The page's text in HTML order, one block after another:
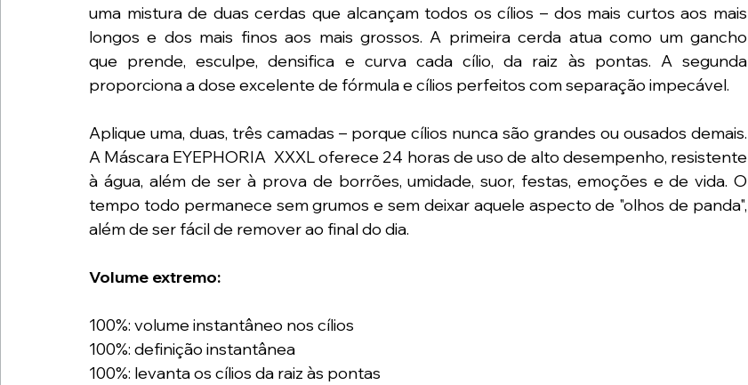
uma mistura de duas cerdas que alcançam todos os cílios – dos mais curtos aos mais
longos e dos mais finos aos mais grossos. A primeira cerda atua como um gancho
que prende, esculpe, densifica e curva cada cílio, da raiz às pontas. A segunda
proporciona a dose excelente de fórmula e cílios perfeitos com separação impecável.
Aplique uma, duas, três camadas – porque cílios nunca são grandes ou ousados demais.
A Máscara EYEPHORIA XXXL oferece 24 horas de uso de alto desempenho, resistente
à água, além de ser à prova de borrões, umidade, suor, festas, emoções e de vida. O
tempo todo permanece sem grumos e sem deixar aquele aspecto de "olhos de panda",
além de ser fácil de remover ao final do dia.
Volume extremo:
100%: volume instantâneo nos cílios
100%: definição instantânea
100%: levanta os cílios da raiz às pontas